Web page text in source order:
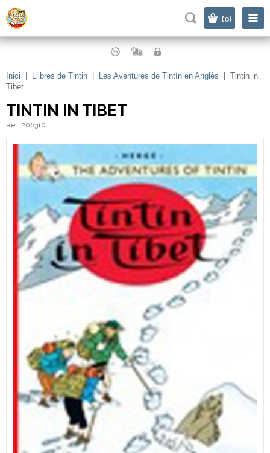
(0)
Inici Llibres de Tintin Les Aventures de Tintín en Anglès
Tintin in
Tibet
TINTIN IN TIBET
Ref. 206310